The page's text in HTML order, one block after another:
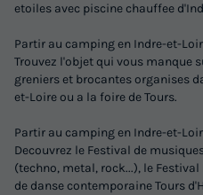
etoiles avec piscine chauffee
Partir au camping en Indre-et-
Trouvez l'objet qui vous manque
greniers et brocantes organises
et-Loire ou a la foire de Tours.
Partir au camping en Indre-et-
Decouvrez le Festival de
(techno, metal, rock...), le
de danse contemporaine Tours